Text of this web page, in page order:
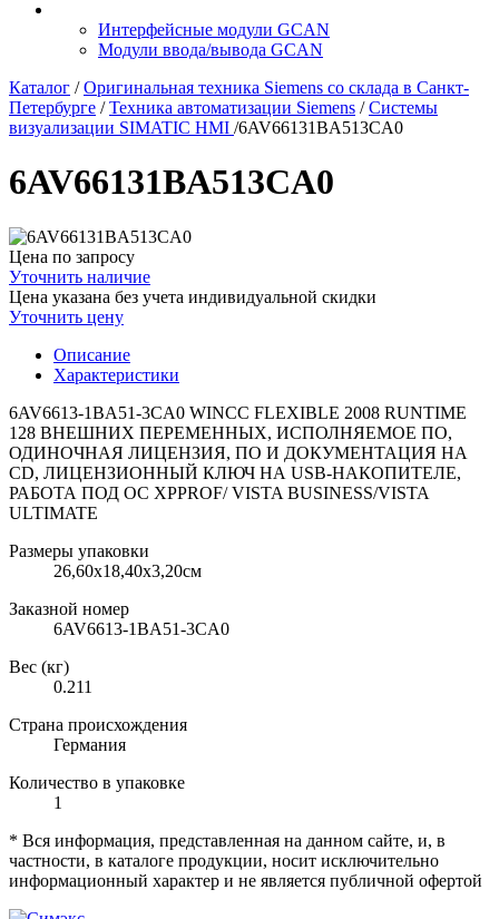
Интерфейсные модули GCAN
Модули ввода/вывода GCAN
Каталог / Оригинальная техника Siemens со склада в Санкт-
Петербурге / Техника автоматизации Siemens / Системы
визуализации SIMATIC HMI /6AV66131BA513CA0
6AV66131BA513CA0
Цена по запросу
Уточнить наличие
Цена указана без учета индивидуальной скидки
Уточнить цену
Описание
Характеристики
6AV6613-1BA51-3CA0 WINCC FLEXIBLE 2008 RUNTIME
128 ВНЕШНИХ ПЕРЕМЕННЫХ, ИСПОЛНЯЕМОЕ ПО,
ОДИНОЧНАЯ ЛИЦЕНЗИЯ, ПО И ДОКУМЕНТАЦИЯ НА
CD, ЛИЦЕНЗИОННЫЙ КЛЮЧ НА USB-НАКОПИТЕЛЕ,
РАБОТА ПОД ОС XPPROF/ VISTA BUSINESS/VISTA
ULTIMATE
Размеры упаковки
26,60х18,40х3,20см
Заказной номер
6AV6613-1BA51-3CA0
Вес (кг)
0.211
Страна происхождения
Германия
Количество в упаковке
1
* Вся информация, представленная на данном сайте, и, в
частности, в каталоге продукции, носит исключительно
информационный характер и не является публичной офертой